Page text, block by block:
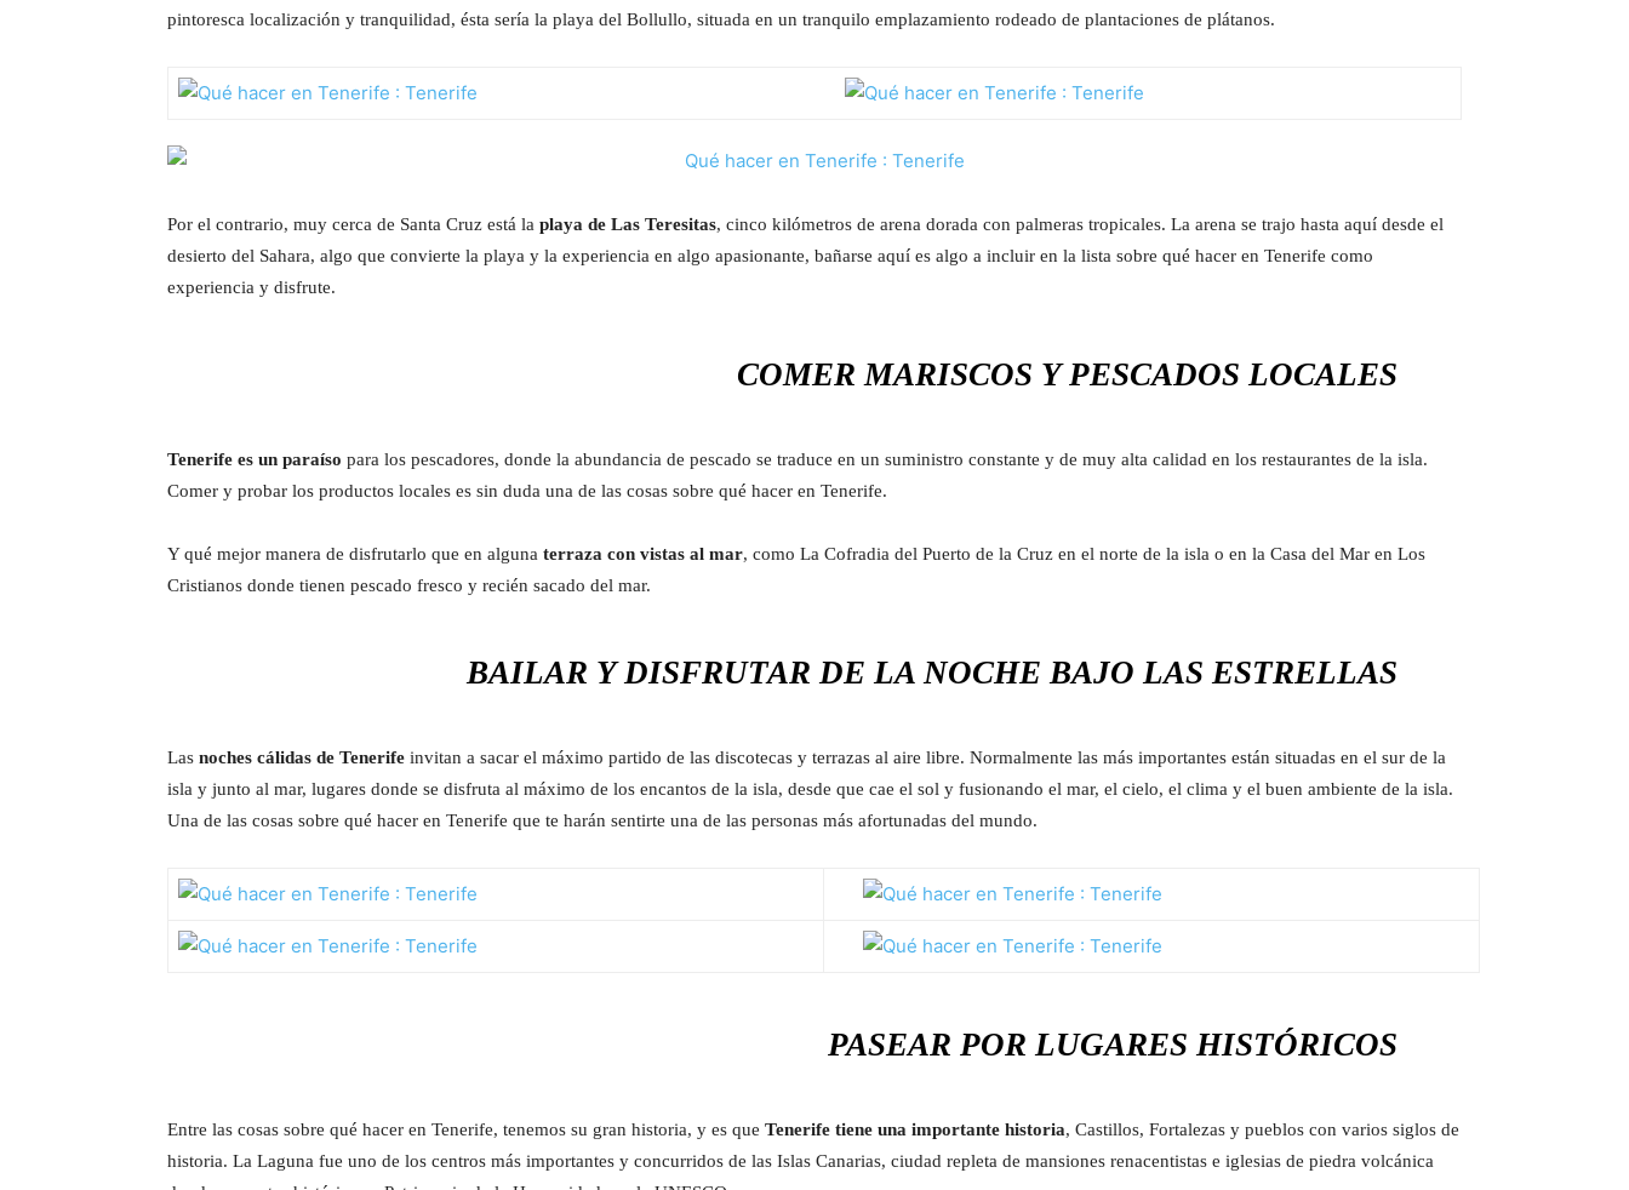
pintoresca localización y tranquilidad, ésta sería la playa del Bollullo, situada en un tranquilo emplazamiento rodeado de plantaciones de plátanos.
Por el contrario, muy cerca de Santa Cruz está la playa de Las Teresitas, cinco kilómetros de arena dorada con palmeras tropicales. La arena se trajo hasta aquí desde el
desierto del Sahara, algo que convierte la playa y la experiencia en algo apasionante, bañarse aquí es algo a incluir en la lista sobre qué hacer en Tenerife como
experiencia y disfrute.
COMER MARISCOS Y PESCADOS LOCALES
Tenerife es un paraíso para los pescadores, donde la abundancia de pescado se traduce en un suministro constante y de muy alta calidad en los restaurantes de la isla.
Comer y probar los productos locales es sin duda una de las cosas sobre qué hacer en Tenerife.
Y qué mejor manera de disfrutarlo que en alguna terraza con vistas al mar, como La Cofradia del Puerto de la Cruz en el norte de la isla o en la Casa del Mar en Los
Cristianos donde tienen pescado fresco y recién sacado del mar.
BAILAR Y DISFRUTAR DE LA NOCHE BAJO LAS ESTRELLAS
Las noches cálidas de Tenerife invitan a sacar el máximo partido de las discotecas y terrazas al aire libre. Normalmente las más importantes están situadas en el sur de la
isla y junto al mar, lugares donde se disfruta al máximo de los encantos de la isla, desde que cae el sol y fusionando el mar, el cielo, el clima y el buen ambiente de la isla.
Una de las cosas sobre qué hacer en Tenerife que te harán sentirte una de las personas más afortunadas del mundo.
PASEAR POR LUGARES HISTÓRICOS
Entre las cosas sobre qué hacer en Tenerife, tenemos su gran historia, y es que Tenerife tiene una importante historia, Castillos, Fortalezas y pueblos con varios siglos de
historia. La Laguna fue uno de los centros más importantes y concurridos de las Islas Canarias, ciudad repleta de mansiones renacentistas e iglesias de piedra volcánica